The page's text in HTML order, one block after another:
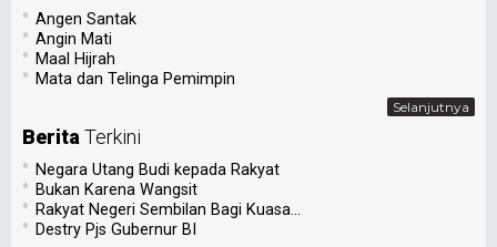
• Angen Santak
• Angin Mati
• Maal Hijrah
• Mata dan Telinga Pemimpin
Selanjutnya
Berita Terkini
• Negara Utang Budi kepada Rakyat
• Bukan Karena Wangsit
• Rakyat Negeri Sembilan Bagi Kuasa...
• Destry Pjs Gubernur BI